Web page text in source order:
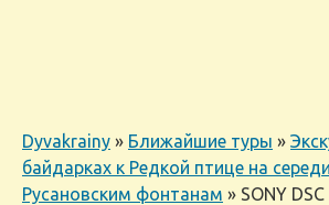
Dyvakrainy » Ближайшие туры »
байдарках к Редкой птице на
Русановским фонтанам » SONY DSC